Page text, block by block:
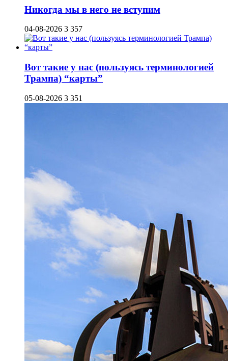
Никогда мы в него не вступим
04-08-2026 3 357
Вот такие у нас (пользуясь терминологией
Трампа) “карты”
05-08-2026 3 351